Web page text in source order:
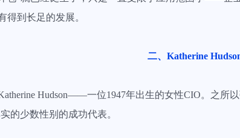
到长足的发展。
二、Katherine
Hudson——一位1947年出生的女性CIO。之所
的少数性别的成功代表。